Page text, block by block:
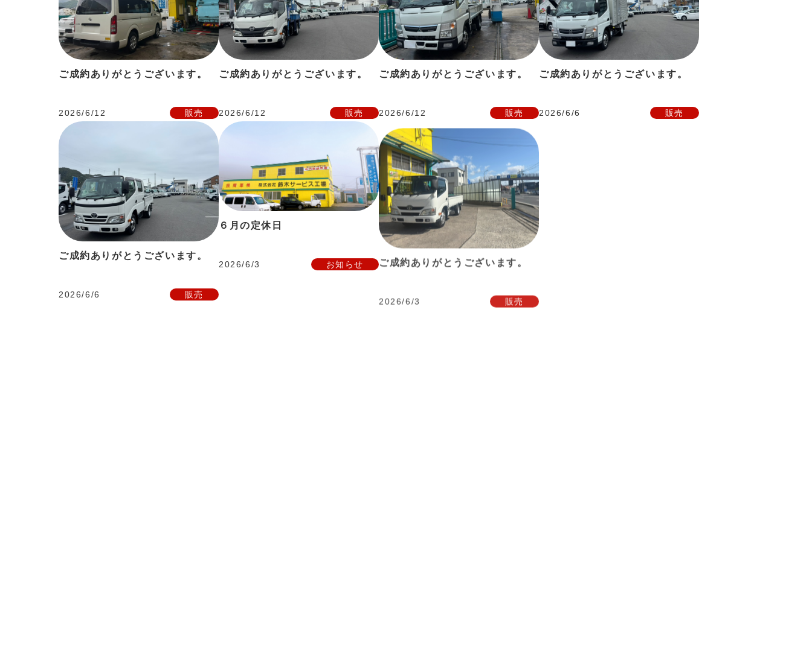
ご成約ありがとうございます。
2026/6/12 販売
ご成約ありがとうございます。
2026/6/12 販売
ご成約ありがとうございます。
2026/6/12 販売
ご成約ありがとうございます。
2026/6/6 販売
ご成約ありがとうございます。
2026/6/6 販売
６月の定休日
2026/6/3 お知らせ
ご成約ありがとうございます。
販売